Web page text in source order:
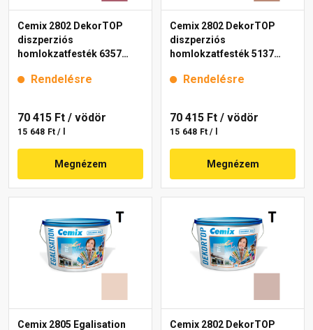
Cemix 2802 DekorTOP
diszperziós
homlokzatfesték 6357
Rendelésre
70 415 Ft / vödör
15 648 Ft / l
Megnézem
Cemix 2802 DekorTOP
diszperziós
homlokzatfesték 5137
Rendelésre
70 415 Ft / vödör
15 648 Ft / l
Megnézem
Cemix 2805 Egalisation Cemix 2802 DekorTOP